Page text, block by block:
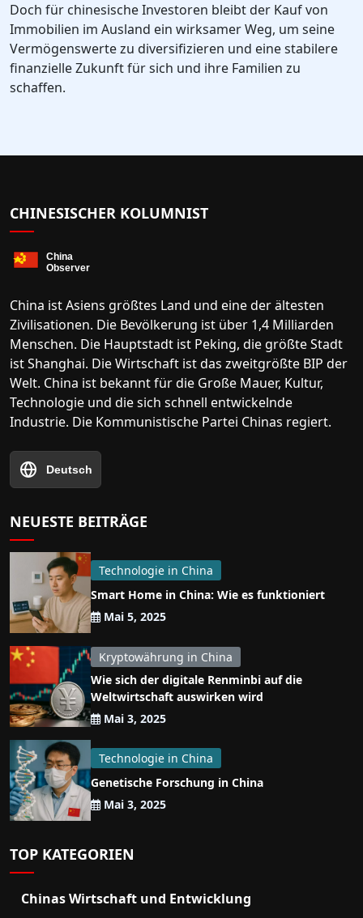
Doch für chinesische Investoren bleibt der Kauf von
Immobilien im Ausland ein wirksamer Weg, um seine
Vermögenswerte zu diversifizieren und eine stabilere
finanzielle Zukunft für sich und ihre Familien zu
schaffen.
CHINESISCHER KOLUMNIST
China ist Asiens größtes Land und eine der ältesten
Zivilisationen. Die Bevölkerung ist über 1,4 Milliarden
Menschen. Die Hauptstadt ist Peking, die größte Stadt
ist Shanghai. Die Wirtschaft ist das zweitgrößte BIP der
Welt. China ist bekannt für die Große Mauer, Kultur,
Technologie und die sich schnell entwickelnde
Industrie. Die Kommunistische Partei Chinas regiert.
Deutsch
NEUESTE BEITRÄGE
Technologie in China
Smart Home in China: Wie es funktioniert
Mai 5, 2025
Kryptowährung in China
Wie sich der digitale Renminbi auf die
Weltwirtschaft auswirken wird
Mai 3, 2025
Technologie in China
Genetische Forschung in China
Mai 3, 2025
TOP KATEGORIEN
Chinas Wirtschaft und Entwicklung